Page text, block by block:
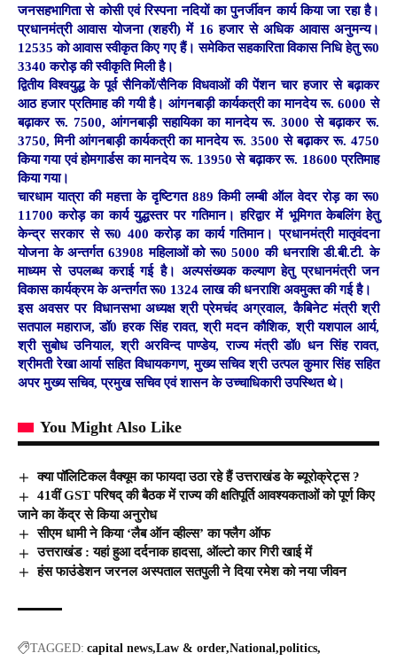
जनसहभागिता से कोसी एवं रिस्पना नदियों का पुनर्जीवन कार्य किया जा रहा है।
प्रधानमंत्री आवास योजना (शहरी) में 16 हजार से अधिक आवास अनुमन्य।
12535 को आवास स्वीकृत किए गए हैं। समेकित सहकारिता विकास निधि हेतु रू0
3340 करोड़ की स्वीकृति मिली है।
द्वितीय विश्वयुद्ध के पूर्व सैनिकों/सैनिक विधवाओं की पेंशन चार हजार से बढ़ाकर
आठ हजार प्रतिमाह की गयी है। आंगनबाड़ी कार्यकत्री का मानदेय रू. 6000 से
बढ़ाकर रू. 7500, आंगनबाड़ी सहायिका का मानदेय रू. 3000 से बढ़ाकर रू.
3750, मिनी आंगनबाड़ी कार्यकत्री का मानदेय रू. 3500 से बढ़ाकर रू. 4750
किया गया एवं होमगार्डस का मानदेय रू. 13950 से बढ़ाकर रू. 18600 प्रतिमाह
किया गया।
चारधाम यात्रा की महत्ता के दृष्टिगत 889 किमी लम्बी ऑल वेदर रोड़ का रू0
11700 करोड़ का कार्य युद्धस्तर पर गतिमान। हरिद्वार में भूमिगत केबलिंग हेतु
केन्द्र सरकार से रू0 400 करोड़ का कार्य गतिमान। प्रधानमंत्री मातृवंदना
योजना के अन्तर्गत 63908 महिलाओं को रू0 5000 की धनराशि डी.बी.टी. के
माध्यम से उपलब्ध कराई गई है। अल्पसंख्यक कल्याण हेतु प्रधानमंत्री जन
विकास कार्यक्रम के अन्तर्गत रू0 1324 लाख की धनराशि अवमुक्त की गई है।
इस अवसर पर विधानसभा अध्यक्ष श्री प्रेमचंद अग्रवाल, कैबिनेट मंत्री श्री
सतपाल महाराज, डॉ0 हरक सिंह रावत, श्री मदन कौशिक, श्री यशपाल आर्य,
श्री सुबोध उनियाल, श्री अरविन्द पाण्डेय, राज्य मंत्री डॉ0 धन सिंह रावत,
श्रीमती रेखा आर्या सहित विधायकगण, मुख्य सचिव श्री उत्पल कुमार सिंह सहित
अपर मुख्य सचिव, प्रमुख सचिव एवं शासन के उच्चाधिकारी उपस्थित थे।
You Might Also Like
क्या पॉलिटिकल वैक्यूम का फायदा उठा रहे हैं उत्तराखंड के ब्यूरोक्रेट्स ?
41वीं GST परिषद् की बैठक में राज्य की क्षतिपूर्ति आवश्यकताओं को पूर्ण किए
जाने का केंद्र से किया अनुरोध
सीएम धामी ने किया ‘लैब ऑन व्हील्स’ का फ्लैग ऑफ
उत्तराखंड : यहां हुआ दर्दनाक हादसा, ऑल्टो कार गिरी खाई में
हंस फाउंडेशन जरनल अस्पताल सतपुली ने दिया रमेश को नया जीवन
TAGGED: capital news Law & order National politics